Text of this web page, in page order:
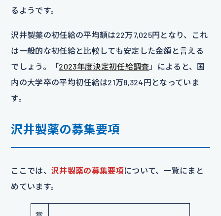
るようです。
沢井製薬の初任給の平均額は22万7,025円となり、これ
は一般的な初任給と比較しても安定した金額と言える
でしょう。「2023年度決定初任給調査 」によると、国
内の大学卒の平均初任給は21万8,324円となっていま
す。
沢井製薬の募集要項
ここでは、 沢井製薬の募集要項について、一覧にまと
めています。